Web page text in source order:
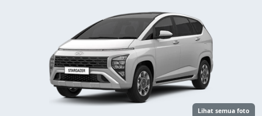
Lihat semua foto